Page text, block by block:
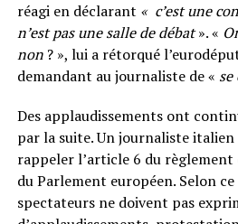
réagi en déclarant « c’est une
n’est pas une salle de débat». «
non? », lui a rétorqué
demandant au journaliste de « se
Des applaudissements ont
par la suite. Un journaliste
rappeler l’article 6 du règlement
du Parlement européen. Selon
spectateurs ne doivent pas